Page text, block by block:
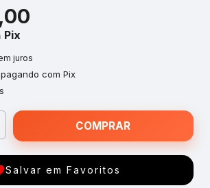
Pix
juros
pagando com Pix
Salvar em Favoritos